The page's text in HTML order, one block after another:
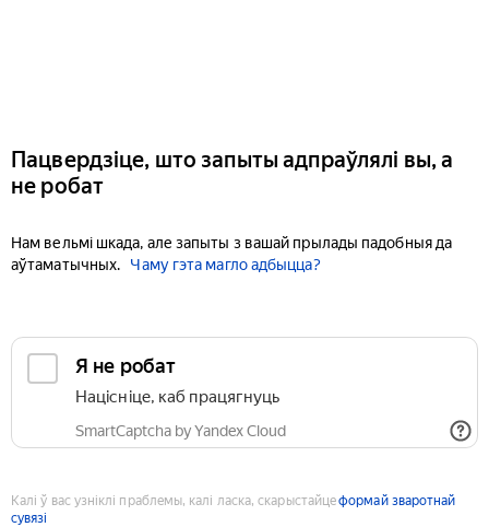
Пацвердзіце, што запыты адпраўлялі вы, а
не робат
Нам вельмі шкада, але запыты з вашай прылады падобныя да
аўтаматычных.
Чаму гэта магло адбыцца?
Я не робат
Націсніце, каб працягнуць
SmartCaptcha by Yandex Cloud
Калі ў вас узніклі праблемы, калі ласка, скарыстайцеформай зваротнай
сувязі